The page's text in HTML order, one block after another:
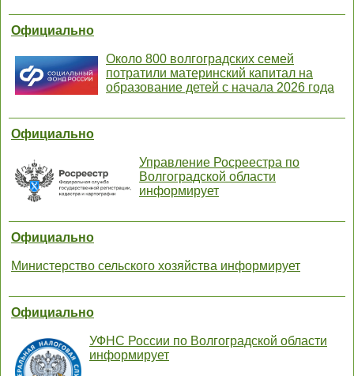
Официально
Около 800 волгоградских семей
потратили материнский капитал на
образование детей с начала 2026 года
Официально
Управление Росреестра по
Волгоградской области
информирует
Официально
Министерство сельского хозяйства информирует
Официально
УФНС России по Волгоградской области
информирует